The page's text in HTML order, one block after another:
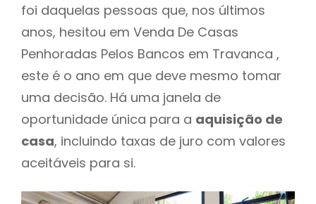
foi daquelas pessoas que, nos últimos
anos, hesitou em Venda De Casas
Penhoradas Pelos Bancos em Travanca ,
este é o ano em que deve mesmo tomar
uma decisão. Há uma janela de
oportunidade única para a aquisição de
casa, incluindo taxas de juro com valores
aceitáveis para si.